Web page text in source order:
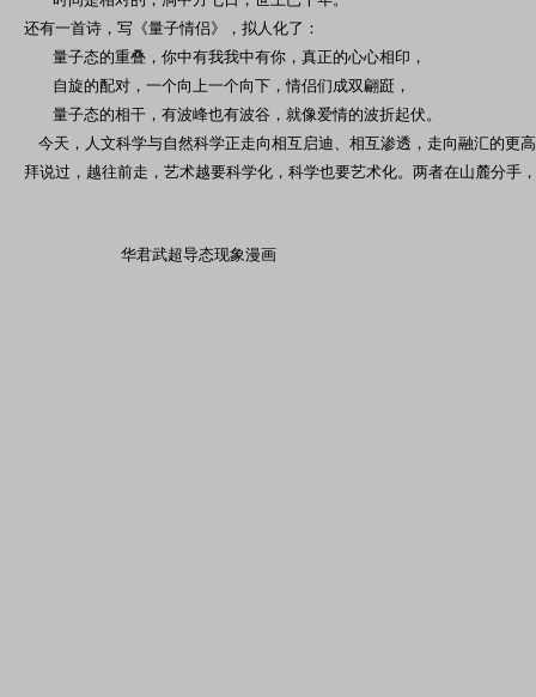
还有一首诗，写《量子情侣》，拟人化了：
量子态的重叠，你中有我我中有你，真正的心心相印，
自旋的配对，一个向上一个向下，情侣们成双翩跹，
量子态的相干，有波峰也有波谷，就像爱情的波折起伏。
今天，人文科学与自然科学正走向相互启迪、相互渗透，走向融汇的更
拜说过，越往前走，艺术越要科学化，科学也要艺术化。两者在山麓分手
华君武超导态现象漫画